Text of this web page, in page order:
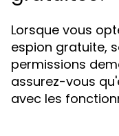
Lorsque vous
espion gratuite,
permissions
assurez-vous
avec les